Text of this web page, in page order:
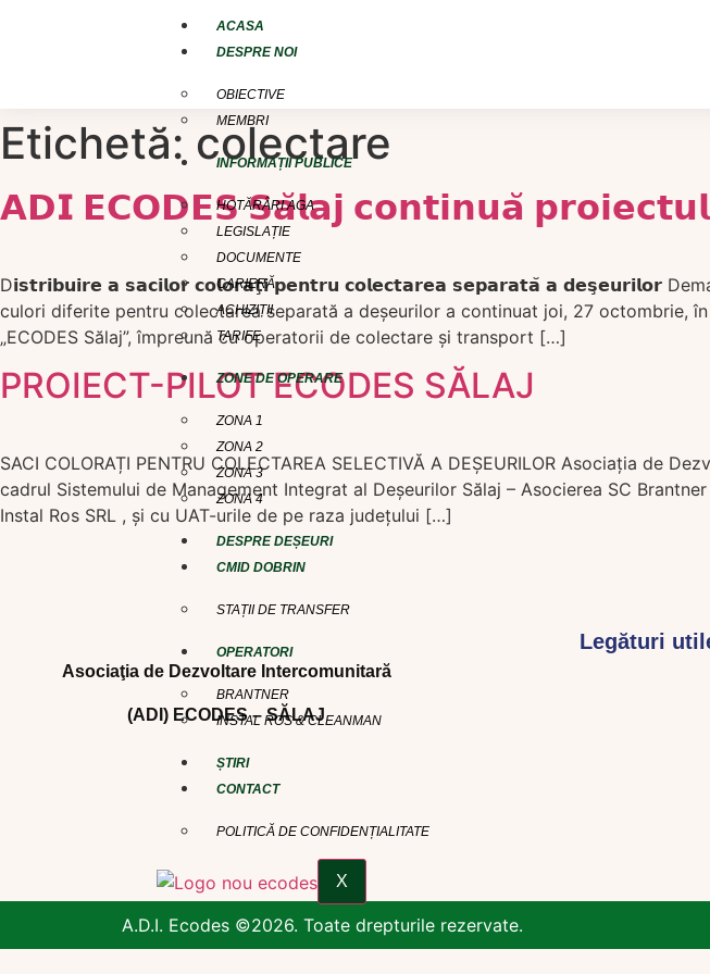
ACASA
DESPRE NOI
OBIECTIVE
MEMBRI
INFORMAȚII PUBLICE
HOTĂRÂRI AGA
LEGISLAȚIE
DOCUMENTE
CARIERĂ
ACHIZIȚII
TARIFE
ZONE DE OPERARE
ZONA 1
ZONA 2
ZONA 3
ZONA 4
DESPRE DEȘEURI
CMID DOBRIN
STAȚII DE TRANSFER
OPERATORI
BRANTNER
INSTAL ROS & CLEANMAN
ȘTIRI
CONTACT
POLITICĂ DE CONFIDENȚIALITATE
X
Etichetă: colectare
𝗔𝗗𝗜 𝗘𝗖𝗢𝗗𝗘𝗦 𝗦𝗮̆𝗹𝗮𝗷 𝗰𝗼𝗻𝘁𝗶𝗻𝘂𝗮̆
D𝗶𝘀𝘁𝗿𝗶𝗯𝘂𝗶𝗿𝗲 𝗮 𝘀𝗮𝗰𝗶𝗹𝗼𝗿 𝗰𝗼𝗹𝗼𝗿𝗮𝘁̧𝗶 𝗽𝗲𝗻𝘁𝗿𝘂 𝗰𝗼𝗹𝗲𝗰𝘁𝗮𝗿𝗲𝗮 𝘀𝗲𝗽𝗮𝗿𝗮𝘁𝗮̆ 𝗮 𝗱𝗲𝘀̧𝗲𝘂𝗿𝗶𝗹𝗼𝗿
culori diferite pentru colectarea separată a deşeurilor a continuat joi, 27 octombrie,
„ECODES Sălaj”, împreună cu operatorii de colectare şi transport […]
PROIECT-PILOT ECODES SĂLAJ
SACI COLORAȚI PENTRU COLECTAREA SELECTIVĂ A DEȘEURILOR Asociaţia de
cadrul Sistemului de Management Integrat al Deşeurilor Sălaj – Asocierea SC
Instal Ros SRL , şi cu UAT-urile de pe raza judeţului […]
Asociaţia de Dezvoltare Intercomunitară
(ADI) ECODES – SĂLAJ
Legături
A.D.I. Ecodes ©2026. Toate drepturile rezervate.